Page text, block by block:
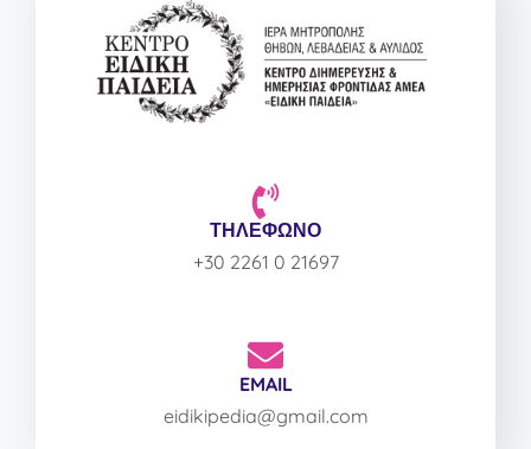
ΤΗΛΕΦΩΝΟ
+30 2261 0 21697
EMAIL
eidikipedia@gmail.com